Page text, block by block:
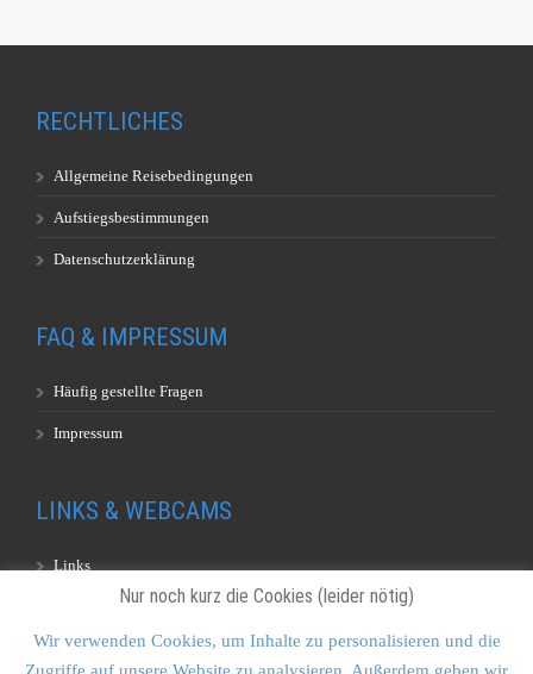
RECHTLICHES
Allgemeine Reisebedingungen
Aufstiegsbestimmungen
Datenschutzerklärung
FAQ & IMPRESSUM
Häufig gestellte Fragen
Impressum
LINKS & WEBCAMS
Links
Nur noch kurz die Cookies (leider nötig)
Wir verwenden Cookies, um Inhalte zu personalisieren und die
Zugriffe auf unsere Website zu analysieren. Außerdem geben wir